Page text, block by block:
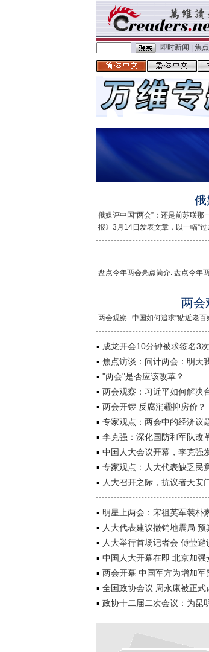
即时新闻 焦
俄
俄媒评中国“两会”：还是前苏联
报》3月14日发表文章，以一幅“过
盘点今年两会亮点简介: 盘点今年
两会
两会观察--中国如何追求"贴近老
成龙开会10分钟被求签名3
焦点访谈：问计两会：明天
"两会"是否应该改革？
两会观察：习近平如何解决
两会开锣 反腐消霾抑房价？
专家观点：两会中的经济议
李克强：深化国防和军队改
中国人大会议开幕，李克强
专家观点：人大代表缺乏民
人大召开之际，抗议者天安
明星上两会：宋祖英军装朴
人大代表建议撤销地震局
人大举行首场记者会 傅莹避
中国人大开幕在即 北京加强
两会开幕 中国军方为增加军
全国政协会议 周永康被正式
政协十二届二次会议：为昆